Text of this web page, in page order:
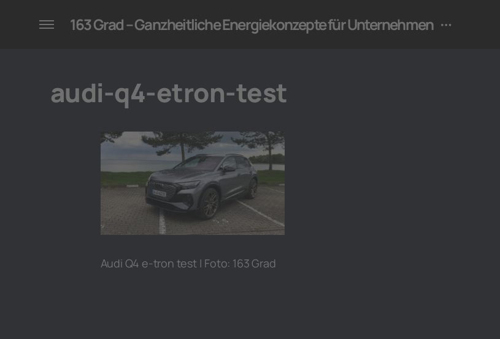
für Unternehmen
163 Grad – Ganzheitliche Energiekonzepte für Unternehmen
audi-q4-etron-test
Audi Q4 e-tron test | Foto: 163 Grad